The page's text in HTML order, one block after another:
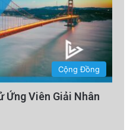
Cộng Đồng
Ứng Viên Giải Nhân